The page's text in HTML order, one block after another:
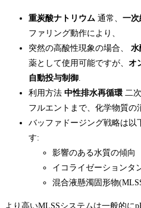
重炭酸ナトリウム 通常、 一次
ファリング動作により、
突然の高酸性現象の場合、 水
薬として使用可能ですが、 オ
自動投与制御
利用方法 中性排水再循環 二
フルエントまで、化学物質の
バッファドージング戦略は以
す:
影響のある水質の傾向
イコライゼーションタ
混合液懸濁固形物
より高いMLSSシステムは一般的に